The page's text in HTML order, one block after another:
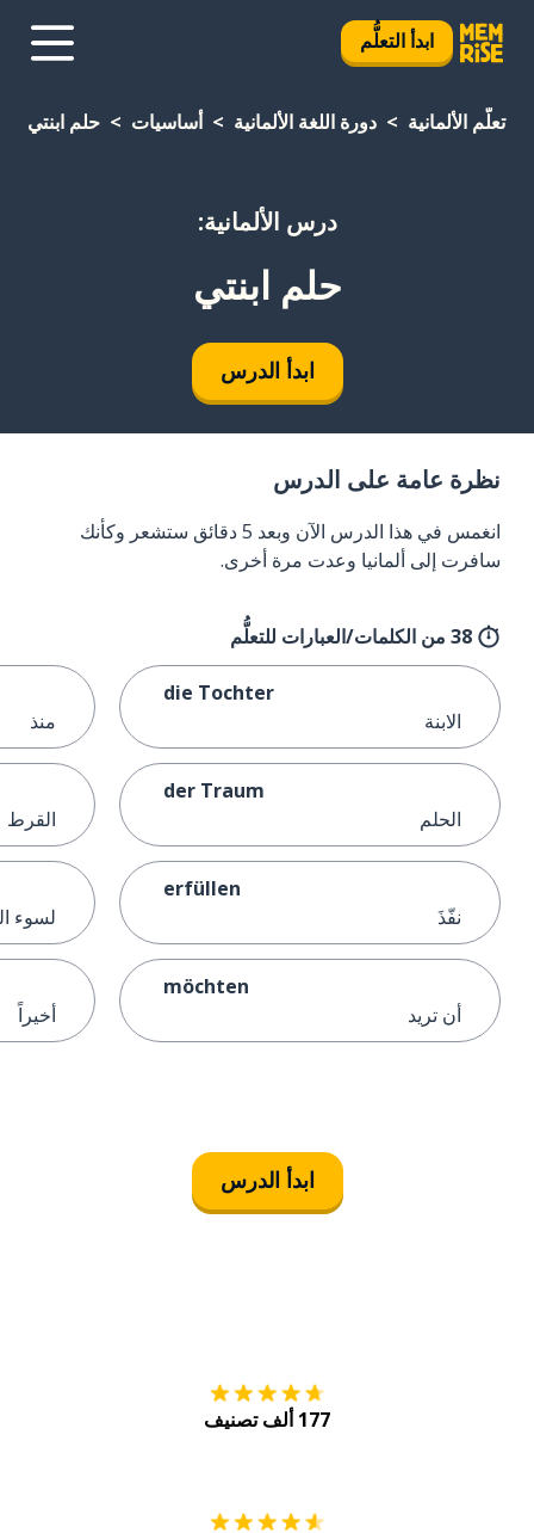
ابدأ التعلُّم
تعلَّم الألمانية دورة اللغة الألمانية أساسيات حلم ابنتي
درس الألمانية:
حلم ابنتي
ابدأ الدرس
نظرة عامة على الدرس
انغمس في هذا الدرس الآن وبعد 5 دقائق ستشعر وكأنك
سافرت إلى ألمانيا وعدت مرة أخرى.
38 من الكلمات/العبارات للتعلُّم
die Tochter
الابنة
der Traum
الحلم
erfüllen
نفّذَ
möchten
أن تريد
منذ
القرط
لسوء
أخيراً
ابدأ الدرس
177 ألف تصنيف